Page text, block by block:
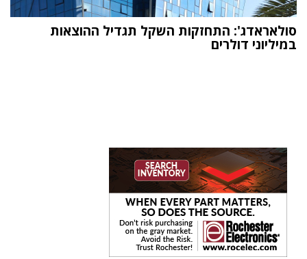
סולאראדג': התחזקות השקל תגדיל ההוצאות
במיליוני דולרים